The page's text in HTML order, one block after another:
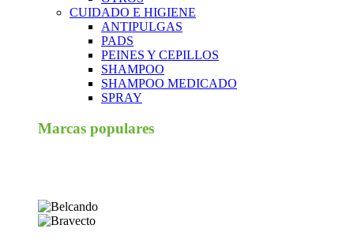
CUIDADO E HIGIENE
ANTIPULGAS
PADS
PEINES Y CEPILLOS
SHAMPOO
SHAMPOO MEDICADO
SPRAY
Marcas populares